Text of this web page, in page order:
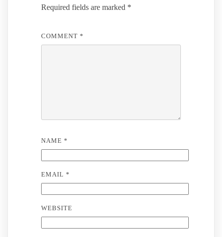
Required fields are marked *
COMMENT *
NAME *
EMAIL *
WEBSITE